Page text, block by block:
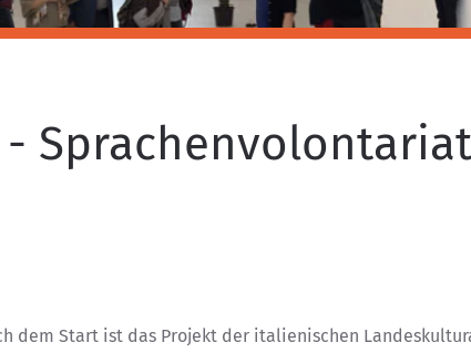
dem Start ist das Projekt der italienischen